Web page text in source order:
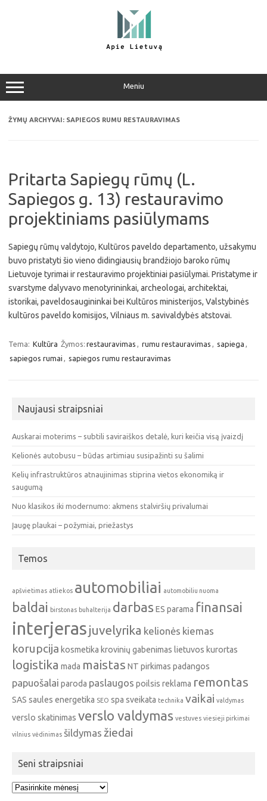
Meniu
ŽYMŲ ARCHYVAI: SAPIEGOS RUMU RESTAURAVIMAS
Pritarta Sapiegų rūmų (L.
Sapiegos g. 13) restauravimo
projektiniams pasiūlymams
Sapiegų rūmų valdytojo, Kultūros paveldo departamento, užsakymu
buvo pristatyti šio vieno didingiausių brandžiojo baroko rūmų
Lietuvoje tyrimai ir restauravimo projektiniai pasiūlymai. Pristatyme ir
svarstyme dalyvavo menotyrininkai, archeologai, architektai,
istorikai, paveldosaugininkai bei Kultūros ministerijos, Valstybinės
kultūros paveldo komisijos, Vilniaus m. savivaldybės atstovai.
Tema: Kultūra Žymos: restauravimas , rumu restauravimas , sapiega ,
sapiegos rumai , sapiegos rumu restauravimas
Naujausi straipsniai
Auskarai moterims – subtili saviraiškos detalė, kuri keičia visą įvaizdį
Kelionės autobusu – būdas artimiau susipažinti su šalimi
Kelių infrastruktūros atnaujinimas stiprina vietos ekonomiką ir
saugumą
Nuo klasikos iki modernumo: akmens stalviršių privalumai
Įaugę plaukai – požymiai, priežastys
Temos
apšvietimas atliekos automobiliai automobiliu nuoma
baldai birstonas buhalterija darbas ES parama finansai
interjeras juvelyrika kelionės kiemas
korupcija kosmetika krovinių gabenimas lietuvos kurortas
logistika mada maistas NT pirkimas padangos
papuošalai paroda paslaugos poilsis reklama remontas
SAS saules energetika SEO spa sveikata technika vaikai valdymas
verslo skatinimas verslo valdymas vestuves viesieji pirkimai
vilnius vėdinimas šildymas žiedai
Seni straipsniai
Seni